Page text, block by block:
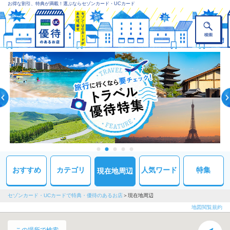
お得な割引、特典が満載！選ぶならセゾンカード・UCカード
おすすめ カテゴリ 現在地周辺 人気ワード 特集
セゾンカード・UCカードで特典・優待のあるお店 現在地周辺
地図閲覧規約